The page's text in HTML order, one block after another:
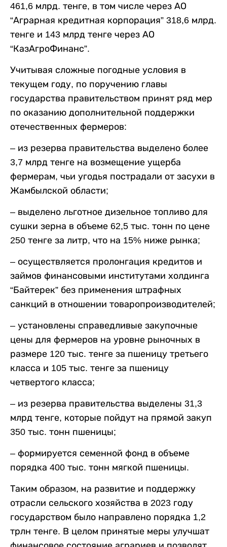
461,6 млрд. тенге, в том числе через АО
“Аграрная кредитная корпорация” 318,6 млрд.
тенге и 143 млрд тенге через АО
“КазАгроФинанс”.
Учитывая сложные погодные условия в
текущем году, по поручению главы
государства правительством принят ряд мер
по оказанию дополнительной поддержки
отечественных фермеров:
– из резерва правительства выделено более
3,7 млрд тенге на возмещение ущерба
фермерам, чьи угодья пострадали от засухи в
Жамбылской области;
– выделено льготное дизельное топливо для
сушки зерна в объеме 62,5 тыс. тонн по цене
250 тенге за литр, что на 15% ниже рынка;
– осуществляется пролонгация кредитов и
займов финансовыми институтами холдинга
“Байтерек” без применения штрафных
санкций в отношении товаропроизводителей;
– установлены справедливые закупочные
цены для фермеров на уровне рыночных в
размере 120 тыс. тенге за пшеницу третьего
класса и 105 тыс. тенге за пшеницу
четвертого класса;
– из резерва правительства выделены 31,3
млрд тенге, которые пойдут на прямой закуп
350 тыс. тонн пшеницы;
– формируется семенной фонд в объеме
порядка 400 тыс. тонн мягкой пшеницы.
Таким образом, на развитие и поддержку
отрасли сельского хозяйства в 2023 году
государством было направлено порядка 1,2
трлн тенге. В целом принятые меры улучшат